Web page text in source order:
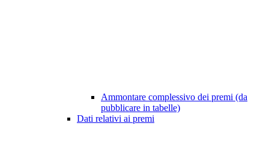
Ammontare complessivo dei premi (da
pubblicare in tabelle)
Dati relativi ai premi